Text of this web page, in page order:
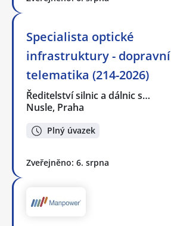
Specialista optické
infrastruktury - dopravní
telematika (214-2026)
Ředitelství silnic a dálnic s…
Nusle, Praha
Plný úvazek
Zveřejněno: 6. srpna